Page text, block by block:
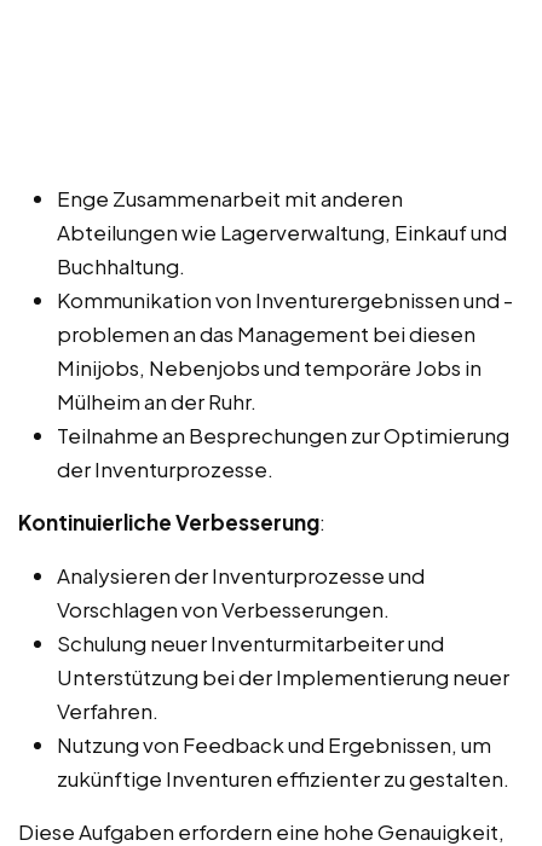
Enge Zusammenarbeit mit anderen
Abteilungen wie Lagerverwaltung, Einkauf und
Buchhaltung.
Kommunikation von Inventurergebnissen und -
problemen an das Management bei diesen
Minijobs, Nebenjobs und temporäre Jobs in
Mülheim an der Ruhr.
Teilnahme an Besprechungen zur Optimierung
der Inventurprozesse.
Kontinuierliche Verbesserung:
Analysieren der Inventurprozesse und
Vorschlagen von Verbesserungen.
Schulung neuer Inventurmitarbeiter und
Unterstützung bei der Implementierung neuer
Verfahren.
Nutzung von Feedback und Ergebnissen, um
zukünftige Inventuren effizienter zu gestalten.
Diese Aufgaben erfordern eine hohe Genauigkeit,